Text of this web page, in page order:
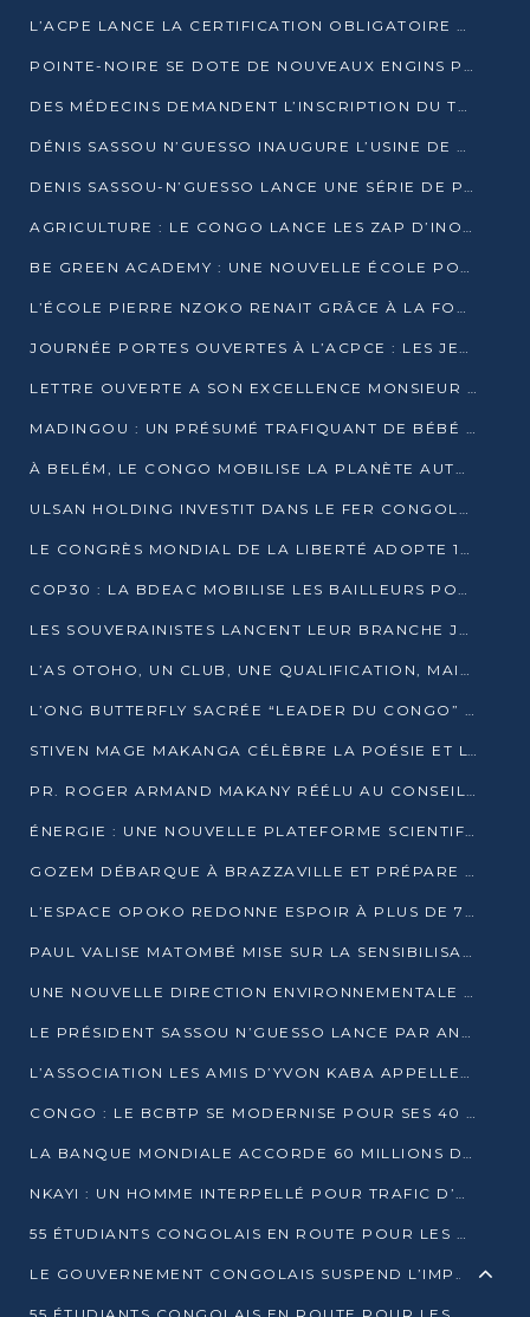
L’ACPE LANCE LA CERTIFICATION OBLIGATOIRE DES CONTRATS DE TRAVAIL DES TRANSPORTEURS
POINTE-NOIRE SE DOTE DE NOUVEAUX ENGINS POUR L’ASSAINISSEMENT ET L’ENTRETIEN ROUTIER
DES MÉDECINS DEMANDENT L’INSCRIPTION DU TRAITEMENT DU PIED-BOT DANS LES CURSUS UNIVERSITAIRES
DÉNIS SASSOU N’GUESSO INAUGURE L’USINE DE VALORISATION DU GAZ ASSOCIÉ
DENIS SASSOU-N’GUESSO LANCE UNE SÉRIE DE PROJETS DANS LE KOUILOU
AGRICULTURE : LE CONGO LANCE LES ZAP D’INONI ET YONO
BE GREEN ACADEMY : UNE NOUVELLE ÉCOLE POUR LES MÉTIERS DE L’ÉCOLOGIE À POINTE-NOIRE
L’ÉCOLE PIERRE NZOKO RENAIT GRÂCE À LA FONDATION MUCODEC
JOURNÉE PORTES OUVERTES À L’ACPCE : LES JEUNES EN IMMERSION DANS L’ENTREPRISE
LETTRE OUVERTE A SON EXCELLENCE MONSIEUR DENIS SASSOU NGUESSO, PRESIDENT DE LAREPUBLIQUE DU CONGO
MADINGOU : UN PRÉSUMÉ TRAFIQUANT DE BÉBÉ CHIMPANZÉ FIXÉ SUR SON SORT LE 20 NOVEMBRE
À BELÉM, LE CONGO MOBILISE LA PLANÈTE AUTOUR DU FONDS BLEU POUR LE BASSIN DU CONGO
ULSAN HOLDING INVESTIT DANS LE FER CONGOLAIS
LE CONGRÈS MONDIAL DE LA LIBERTÉ ADOPTE 14 RÉSOLUTIONS HISTORIQUES
COP30 : LA BDEAC MOBILISE LES BAILLEURS POUR LE FONDS BLEU DU BASSIN DU CONGO
LES SOUVERAINISTES LANCENT LEUR BRANCHE JEUNE À BRAZZAVILLE
L’AS OTOHO, UN CLUB, UNE QUALIFICATION, MAIS ENCORE DES DOUTES
L’ONG BUTTERFLY SACRÉE “LEADER DU CONGO” AU PRIX D’EXCELLENCE 2025
STIVEN MAGE MAKANGA CÉLÈBRE LA POÉSIE ET L’HUMAIN AVEC SON RECUEIL “HECTARE”
PR. ROGER ARMAND MAKANY RÉÉLU AU CONSEIL DE L’AUF
ÉNERGIE : UNE NOUVELLE PLATEFORME SCIENTIFIQUE POUR LA TRANSITION ÉNERGÉTIQUE EN AFRIQUE CENTRALE
GOZEM DÉBARQUE À BRAZZAVILLE ET PRÉPARE SON ARRIVÉE À POINTE-NOIRE
L’ESPACE OPOKO REDONNE ESPOIR À PLUS DE 775 ÉLÈVES AUTOCHTONES DANS LE NORD DU CONGO
PAUL VALISE MATOMBÉ MISE SUR LA SENSIBILISATION POUR ÉRAQUER LE GRAND BANDITISME
UNE NOUVELLE DIRECTION ENVIRONNEMENTALE POUR RENFORCER LA GESTION DES DONNÉES AU CONGO
LE PRÉSIDENT SASSOU N’GUESSO LANCE PAR ANTICIPATION LA 39ÈME JOURNÉE NATIONALE DE L’ARBRE
L’ASSOCIATION LES AMIS D’YVON KABA APPELLENT DENIS SASSOU N’GUESSO À SE PORTER CANDIDAT
CONGO : LE BCBTP SE MODERNISE POUR SES 40 ANS D’EXISTENCE
LA BANQUE MONDIALE ACCORDE 60 MILLIONS DE DOLLARS POUR LA RÉSILIENCE URBAINE AU CONGO
NKAYI : UN HOMME INTERPELLÉ POUR TRAFIC D’UN BÉBÉ CHIMPANZÉ
55 ÉTUDIANTS CONGOLAIS EN ROUTE POUR LES UNIVERSITÉS ALGÉRIENNES
LE GOUVERNEMENT CONGOLAIS SUSPEND L’IMPORTATION DES MACHETTES ET DES MOTOS